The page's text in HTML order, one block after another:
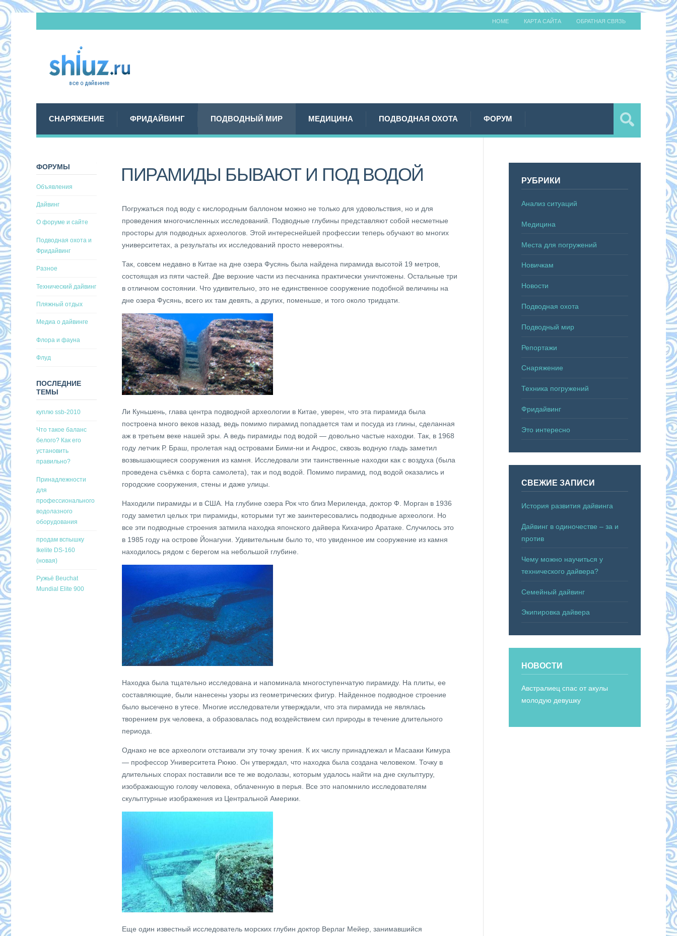
HOME КАРТА САЙТА ОБРАТНАЯ СВЯЗЬ
СНАРЯЖЕНИЕ ФРИДАЙВИНГ ПОДВОДНЫЙ МИР МЕДИЦИНА ПОДВОДНАЯ ОХОТА ФОРУМ
ПИРАМИДЫ БЫВАЮТ И ПОД ВОДОЙ
Погружаться под воду с кислородным баллоном можно не только для удовольствия, но и для
проведения многочисленных исследований. Подводные глубины представляют собой несметные
просторы для подводных археологов. Этой интереснейшей профессии теперь обучают во многих
университетах, а результаты их исследований просто невероятны.
Так, совсем недавно в Китае на дне озера Фусянь была найдена пирамида высотой 19 метров,
состоящая из пяти частей. Две верхние части из песчаника практически уничтожены. Остальные три
в отличном состоянии. Что удивительно, это не единственное сооружение подобной величины на
дне озера Фусянь, всего их там девять, а других, поменьше, и того около тридцати.
Ли Куньшень, глава центра подводной археологии в Китае, уверен, что эта пирамида была
построена много веков назад, ведь помимо пирамид попадается там и посуда из глины, сделанная
аж в третьем веке нашей эры. А ведь пирамиды под водой — довольно частые находки. Так, в 1968
году летчик Р. Браш, пролетая над островами Бими-ни и Андрос, сквозь водную гладь заметил
возвышающиеся сооружения из камня. Исследовали эти таинственные находки как с воздуха (была
проведена съёмка с борта самолета), так и под водой. Помимо пирамид, под водой оказались и
городские сооружения, стены и даже улицы.
Находили пирамиды и в США. На глубине озера Рок что близ Мериленда, доктор Ф. Морган в 1936
году заметил целых три пирамиды, которыми тут же заинтересовались подводные археологи. Но
все эти подводные строения затмила находка японского дайвера Кихачиро Аратаке. Случилось это
в 1985 году на острове Йонагуни. Удивительным было то, что увиденное им сооружение из камня
находилось рядом с берегом на небольшой глубине.
Находка была тщательно исследована и напоминала многоступенчатую пирамиду. На плиты, ее
составляющие, были нанесены узоры из геометрических фигур. Найденное подводное строение
было высечено в утесе. Многие исследователи утверждали, что эта пирамида не являлась
творением рук человека, а образовалась под воздействием сил природы в течение длительного
периода.
Однако не все археологи отстаивали эту точку зрения. К их числу принадлежал и Масааки Кимура
— профессор Университета Рюкю. Он утверждал, что находка была создана человеком. Точку в
длительных спорах поставили все те же водолазы, которым удалось найти на дне скульптуру,
изображающую голову человека, облаченную в перья. Все это напомнило исследователям
скульптурные изображения из Центральной Америки.
Еще один известный исследователь морских глубин доктор Верлаг Мейер, занимавшийся
ФОРУМЫ
Объявления
Дайвинг
О форуме и сайте
Подводная охота и
Фридайвинг
Разное
Технический дайвинг
Пляжный отдых
Медиа о дайвинге
Флора и фауна
Флуд
ПОСЛЕДНИЕ
ТЕМЫ
куплю ssb-2010
Что такое баланс
белого? Как его
установить
правильно?
Принадлежности
для
профессионального
водолазного
оборудования
продам вспышку
Ikelite DS-160
(новая)
Ружьё Beuchat
Mundial Elite 900
РУБРИКИ
Анализ ситуаций
Медицина
Места для погружений
Новичкам
Новости
Подводная охота
Подводный мир
Репортажи
Снаряжение
Техника погружений
Фридайвинг
Это интересно
СВЕЖИЕ ЗАПИСИ
История развития дайвинга
Дайвинг в одиночестве – за и
против
Чему можно научиться у
технического дайвера?
Семейный дайвинг
Экипировка дайвера
НОВОСТИ
Австралиец спас от акулы
молодую девушку